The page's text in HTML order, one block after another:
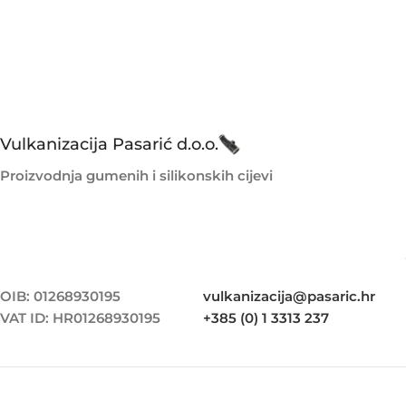
Vulkanizacija Pasarić d.o.o.
Proizvodnja gumenih i silikonskih cijevi
OIB: 01268930195
VAT ID: HR01268930195
vulkanizacija@pasaric.hr
+385 (0) 1 3313 237